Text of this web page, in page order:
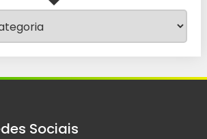
Sociais